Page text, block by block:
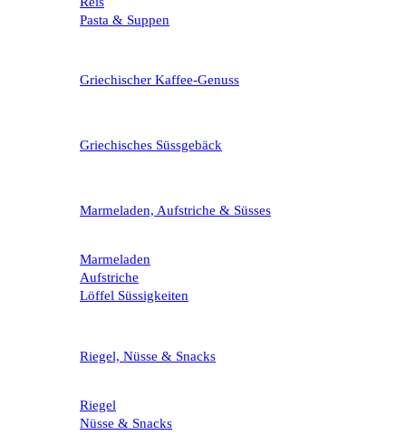
Pasta & Suppen
Griechischer Kaffee-Genuss
Griechisches Süssgebäck
Marmeladen, Aufstriche & Süsses
Marmeladen
Aufstriche
Löffel Süssigkeiten
Riegel, Nüsse & Snacks
Riegel
Nüsse & Snacks